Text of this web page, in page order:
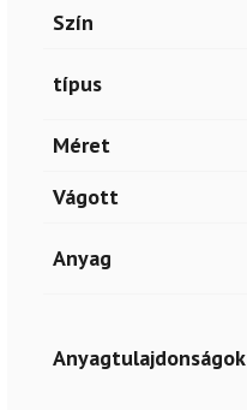
Szín
típus
Méret
Vágott
Anyag
Anyagtulajdonságok